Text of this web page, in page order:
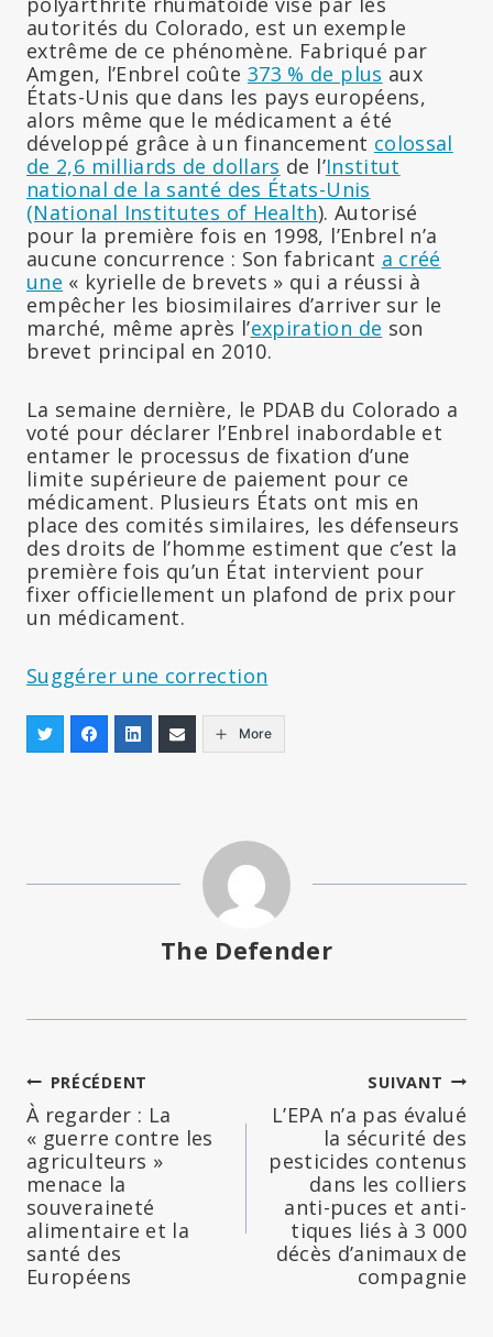
autorités du Colorado, est un exemple
extrême de ce phénomène. Fabriqué par
Amgen, l’Enbrel coûte 373 % de plus aux
États-Unis que dans les pays européens,
alors même que le médicament a été
développé grâce à un financement colossal
de 2,6 milliards de dollars de l’Institut
national de la santé des États-Unis
(National Institutes of Health). Autorisé
pour la première fois en 1998, l’Enbrel n’a
aucune concurrence : Son fabricant a créé
une « kyrielle de brevets » qui a réussi à
empêcher les biosimilaires d’arriver sur le
marché, même après l’expiration de son
brevet principal en 2010.
La semaine dernière, le PDAB du Colorado a
voté pour déclarer l’Enbrel inabordable et
entamer le processus de fixation d’une
limite supérieure de paiement pour ce
médicament. Plusieurs États ont mis en
place des comités similaires, les défenseurs
des droits de l’homme estiment que c’est la
première fois qu’un État intervient pour
fixer officiellement un plafond de prix pour
un médicament.
Suggérer une correction
More
The Defender
Navigation
de
l’article
PRÉCÉDENT
À regarder : La
« guerre contre les
agriculteurs »
menace la
souveraineté
alimentaire et la
santé des
Européens
SUIVANT
L’EPA n’a pas évalué
la sécurité des
pesticides contenus
dans les colliers
anti-puces et anti-
tiques liés à 3 000
décès d’animaux de
compagnie